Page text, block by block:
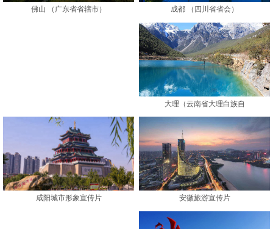
佛山 （广东省省辖市） 成都 （四川省省会）
大理（云南省大理白族自
咸阳城市形象宣传片 安徽旅游宣传片